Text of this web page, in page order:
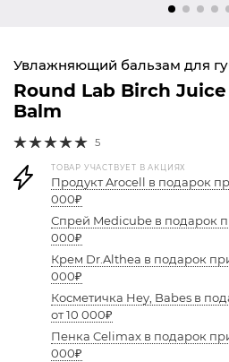
Увлажняющий бальзам для
Round Lab Birch
Balm
5
ТОВАР УЧАСТВУЕТ В АКЦИЯХ
Продукт Arocell в подарок
000₽
Спрей Medicube в подарок
000₽
Крем Dr.Althea в подарок
000₽
Косметичка Hey, Babes в
от 10 000₽
Пенка Celimax в подарок
000₽